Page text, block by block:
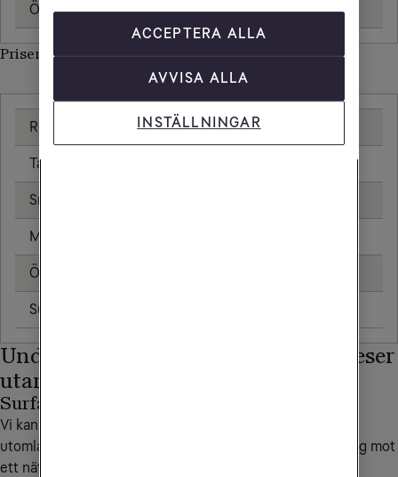
Öppningsavgift 0,79 kr
Priser inom Namibia
Ringa samtal 20,00 kr/min
Ta emot samtal
Sms
Mms
Öppningsavgift
Surfa utan surfpaket
Undvik onödiga kostnader när du reser
utanför EU/EES
Surfa endast på WiFi
Vi kan lägga på en spärr på ditt abonnemang när du är
utomlands. Spärren aktiveras när din mobil kopplar upp sig mot
ett nät utomlands och avaktiveras när du kommer hem.
ACCEPTERA ALLA
AVVISA ALLA
INSTÄLLNINGAR